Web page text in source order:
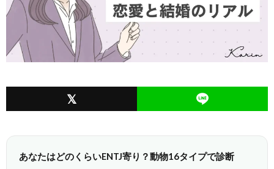
あなたはどのくらいENTJ寄り？動物16タイプで診断